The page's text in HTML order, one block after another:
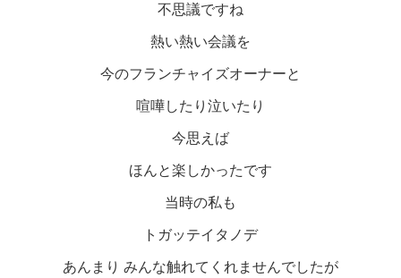
不思議ですね
熱い熱い会議を
今のフランチャイズオーナーと
喧嘩したり泣いたり
今思えば
ほんと楽しかったです
当時の私も
トガッテイタノデ
あんまり みんな触れてくれませんでしたが